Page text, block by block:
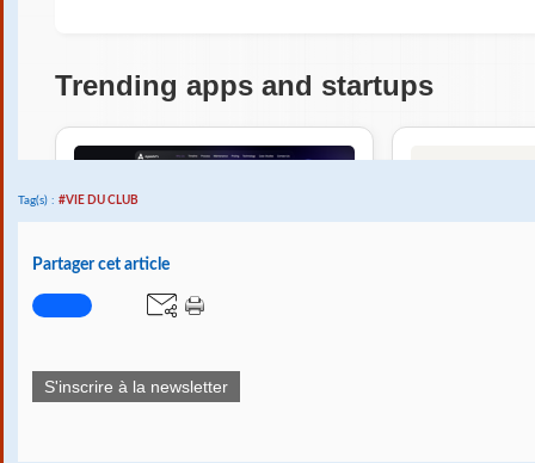
Tag(s) : #VIE DU CLUB
Partager cet article
S'inscrire à la newsletter